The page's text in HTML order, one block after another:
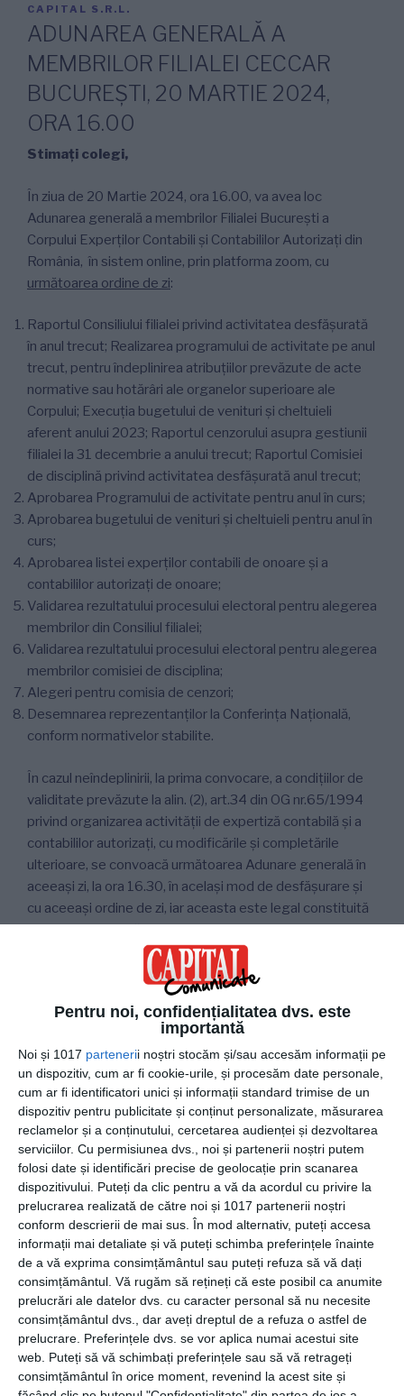
Pentru noi, confidențialitatea dvs. este
importantă
Noi și 1017 partenerii noștri stocăm și/sau accesăm informații pe
un dispozitiv, cum ar fi cookie-urile, și procesăm date personale,
cum ar fi identificatori unici și informații standard trimise de un
dispozitiv pentru publicitate și conținut personalizate, măsurarea
reclamelor și a conținutului, cercetarea audienței și dezvoltarea
serviciilor. Cu permisiunea dvs., noi și partenerii noștri putem
folosi date și identificări precise de geolocație prin scanarea
dispozitivului. Puteți da clic pentru a vă da acordul cu privire la
prelucrarea realizată de către noi și 1017 partenerii noștri
conform descrierii de mai sus. În mod alternativ, puteți accesa
informații mai detaliate și vă puteți schimba preferințele înainte
de a vă exprima consimțământul sau puteți refuza să vă dați
consimțământul. Vă rugăm să rețineți că este posibil ca anumite
prelucrări ale datelor dvs. cu caracter personal să nu necesite
consimțământul dvs., dar aveți dreptul de a refuza o astfel de
prelucrare. Preferințele dvs. se vor aplica numai acestui site
web. Puteți să vă schimbați preferințele sau să vă retrageți
consimțământul în orice moment, revenind la acest site și
PE
CAPITAL S.R.L.
ADUNAREA GENERALĂ A
MEMBRILOR FILIALEI CECCAR
BUCUREȘTI, 20 MARTIE 2024,
ORA 16.00
Stimați colegi,
În ziua de 20 Martie 2024, ora 16.00, va avea loc
Adunarea generală a membrilor Filialei București a
Corpului Experților Contabili și Contabililor Autorizați din
România, în sistem online, prin platforma zoom, cu
următoarea ordine de zi:
Raportul Consiliului filialei privind activitatea desfăşurată
în anul trecut; Realizarea programului de activitate pe anul
trecut, pentru îndeplinirea atribuţiilor prevăzute de acte
normative sau hotărâri ale organelor superioare ale
Corpului; Execuția bugetului de venituri şi cheltuieli
aferent anului 2023; Raportul cenzorului asupra gestiunii
filialei la 31 decembrie a anului trecut; Raportul Comisiei
de disciplină privind activitatea desfăşurată anul trecut;
Aprobarea Programului de activitate pentru anul în curs;
Aprobarea bugetului de venituri și cheltuieli pentru anul în
curs;
Aprobarea listei experţilor contabili de onoare şi a
contabililor autorizaţi de onoare;
Validarea rezultatului procesului electoral pentru alegerea
membrilor din Consiliul filialei;
Validarea rezultatului procesului electoral pentru alegerea
membrilor comisiei de disciplina;
Alegeri pentru comisia de cenzori;
Desemnarea reprezentanţilor la Conferinţa Naţională,
conform normativelor stabilite.
În cazul neîndeplinirii, la prima convocare, a condițiilor de
validitate prevăzute la alin. (2), art.34 din OG nr.65/1994
privind organizarea activității de expertiză contabilă și a
contabililor autorizați, cu modificările și completările
ulterioare, se convoacă următoarea Adunare generală în
aceeași zi, la ora 16.30, în același mod de desfășurare și
cu aceeași ordine de zi, iar aceasta este legal constituită
indiferent de numărul membrilor prezenți, potrivit
prevederilor alin.(3), art.34 din OG nr.65/1994.
Cu stimă,
Preşedinte CECCAR Filiala București
Andrei Aurel
CATEGORII
COMUNICATE ,EVENIMENTE FINANCIAR
Navigare
în
Articolul
anterior
ANTERIOR
Optimizarea confortului în locuință: soluții